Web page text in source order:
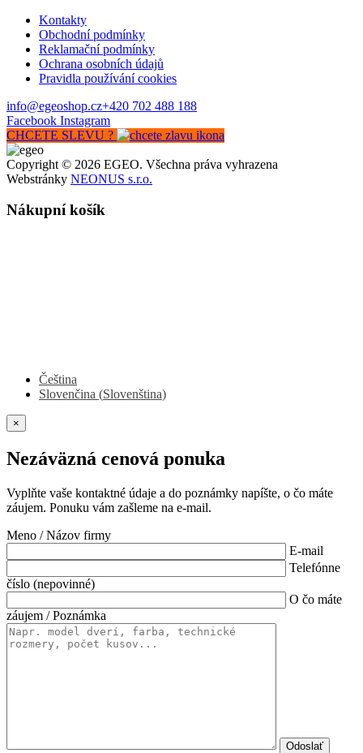
Kontakty
Obchodní podmínky
Reklamační podmínky
Ochrana osobních údajů
Pravidla používání cookies
info@egeoshop.cz+420 702 488 188
Facebook Instagram
CHCETE SLEVU ?
Copyright © 2026 EGEO. Všechna práva vyhrazena
Webstránky NEONUS s.r.o.
Nákupní košík
Čeština
Slovenčina (Slovenština)
×
Nezáväzná cenová ponuka
Vyplňte vaše kontaktné údaje a do poznámky napíšte, o čo máte
záujem. Ponuku vám zašleme na e-mail.
Meno / Názov firmy
E-mail
Telefónne
číslo (nepovinné)
O čo máte
záujem / Poznámka